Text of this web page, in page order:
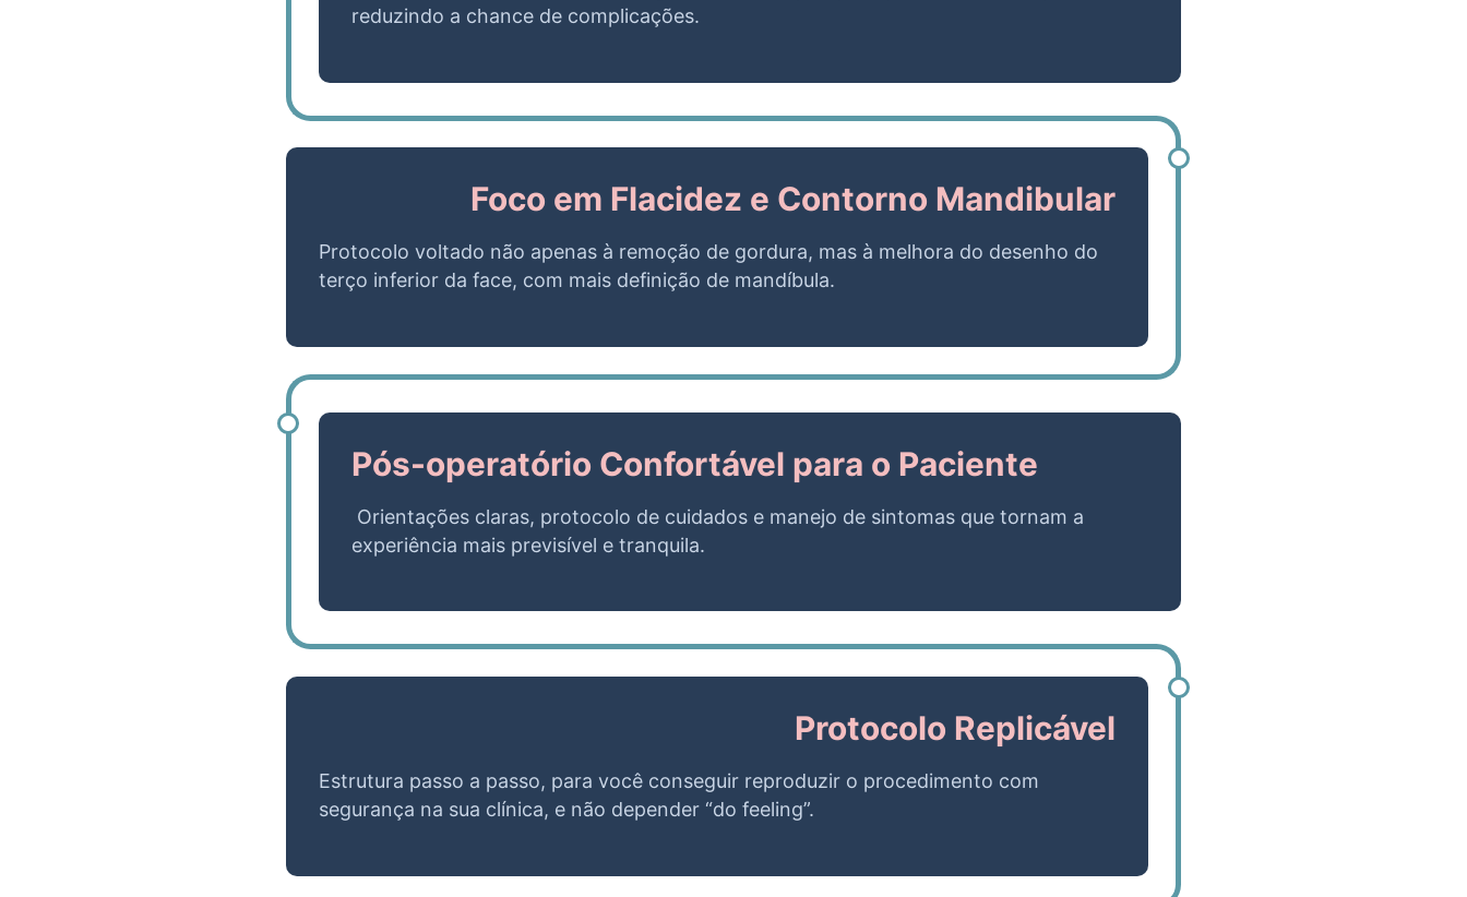
reduzindo a chance de complicações.
Foco em Flacidez e Contorno Mandibular
Protocolo voltado não apenas à remoção de gordura, mas à melhora do desenho do
terço inferior da face, com mais definição de mandíbula.
Pós-operatório Confortável para o Paciente
Orientações claras, protocolo de cuidados e manejo de sintomas que tornam a
experiência mais previsível e tranquila.
Protocolo Replicável
Estrutura passo a passo, para você conseguir reproduzir o procedimento com
segurança na sua clínica, e não depender “do feeling”.